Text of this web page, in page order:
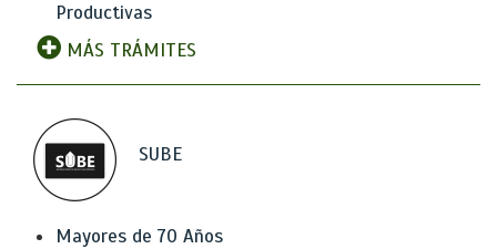
Productivas
MÁS TRÁMITES
SUBE
Mayores de 70 Años